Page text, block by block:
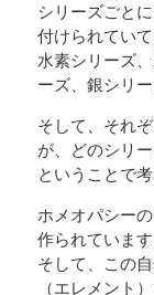
シリーズごと
付けられてい
水素シリーズ
ーズ、銀シリ
そして、それ
が、どのシリ
ということで
ホメオパシー
作られています
そして、この
（エレメント